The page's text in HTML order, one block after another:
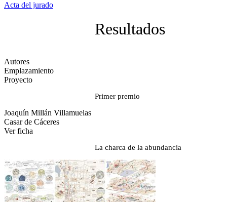
Acta del jurado
Resultados
Autores
Emplazamiento
Proyecto
Primer premio
Joaquín Millán Villamuelas
Casar de Cáceres
Ver ficha
La charca de la abundancia